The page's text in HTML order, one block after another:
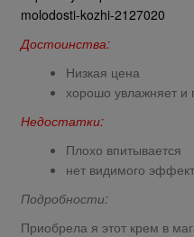
molodosti-kozhi-2127020
Достоинства:
Низкая цена
хорошо увлажняет и
Недостатки:
Плохо впитывается
нет видимого
Подробности:
Приобрела я этот крем в